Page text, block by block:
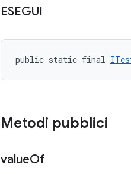
ESEGUI
public static final
Metodi pubblici
valueOf